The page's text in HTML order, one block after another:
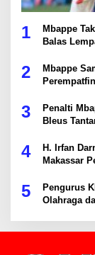
1
Mbappe
Balas
2
Mbappe
3
Penalti
Bleus
4
H. Irfan
Makassar
5
Pengurus
Olahraga